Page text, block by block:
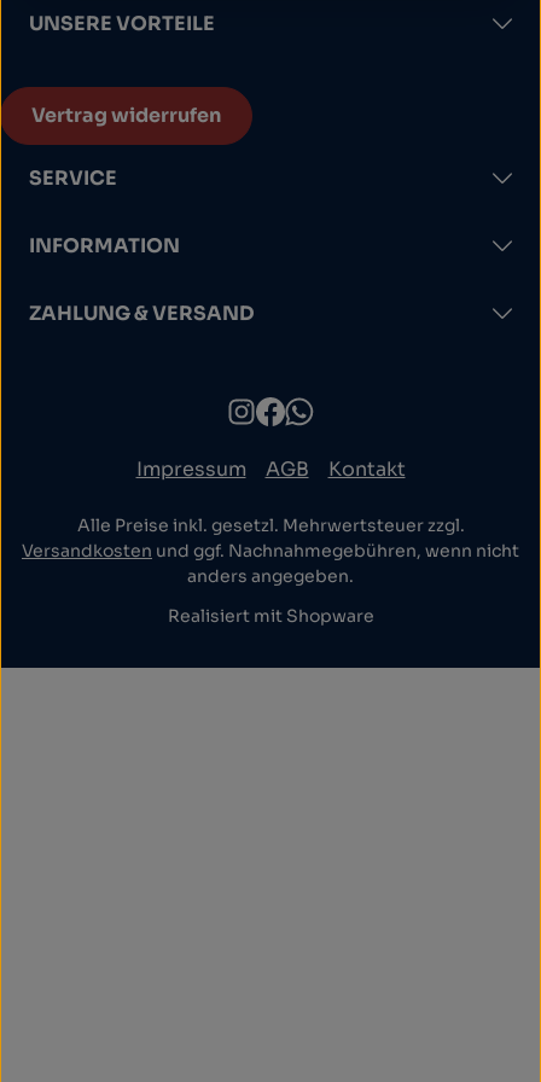
UNSERE VORTEILE
Vertrag widerrufen
SERVICE
INFORMATION
ZAHLUNG & VERSAND
Impressum AGB Kontakt
Alle Preise inkl. gesetzl. Mehrwertsteuer zzgl.
Versandkosten und ggf. Nachnahmegebühren, wenn nicht
anders angegeben.
Realisiert mit Shopware